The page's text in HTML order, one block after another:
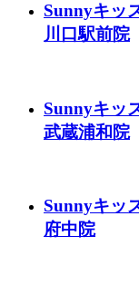
Sunnyキッ
川口駅前院
Sunnyキッ
武蔵浦和院
Sunnyキッ
府中院